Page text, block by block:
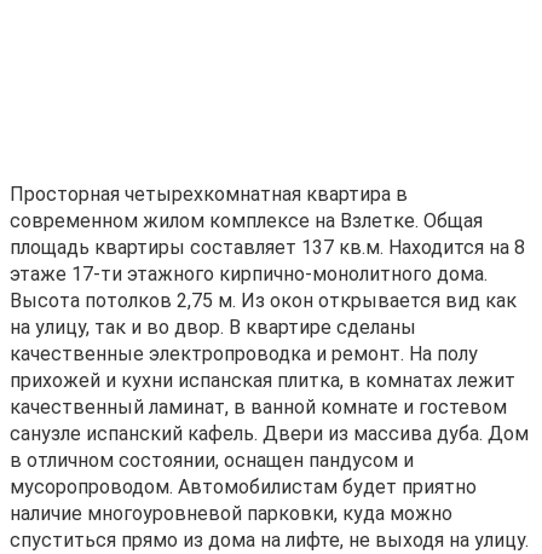
Просторная четырехкомнатная квартира в
современном жилом комплексе на Взлетке. Общая
площадь квартиры составляет 137 кв.м. Находится на 8
этаже 17-ти этажного кирпично-монолитного дома.
Высота потолков 2,75 м. Из окон открывается вид как
на улицу, так и во двор. В квартире сделаны
качественные электропроводка и ремонт. На полу
прихожей и кухни испанская плитка, в комнатах лежит
качественный ламинат, в ванной комнате и гостевом
санузле испанский кафель. Двери из массива дуба. Дом
в отличном состоянии, оснащен пандусом и
мусоропроводом. Автомобилистам будет приятно
наличие многоуровневой парковки, куда можно
спуститься прямо из дома на лифте, не выходя на улицу.